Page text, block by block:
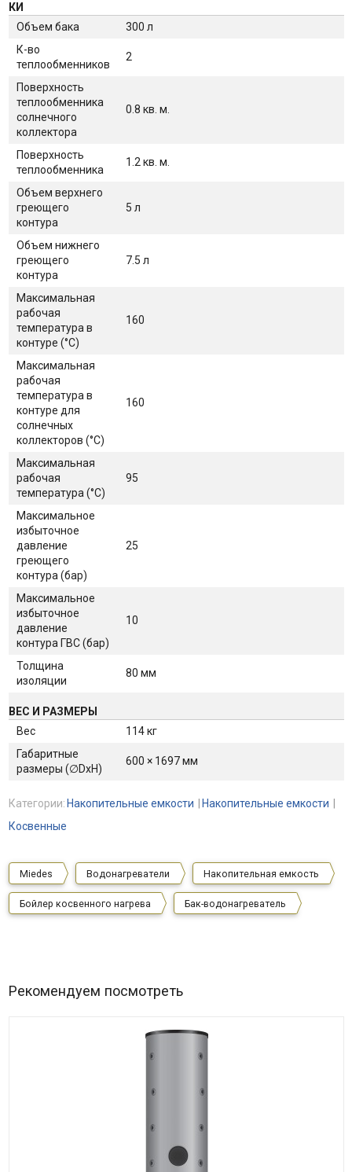
КИ
Объем бака
300 л
К-во
теплообменников
2
Поверхность
теплообменника
солнечного
коллектора
0.8 кв. м.
Поверхность
теплообменника
1.2 кв. м.
Объем верхнего
греющего
контура
5 л
Объем нижнего
греющего
контура
7.5 л
Максимальная
рабочая
температура в
контуре (°С)
160
Максимальная
рабочая
температура в
контуре для
солнечных
коллекторов (°С)
160
Максимальная
рабочая
температура (°С)
95
Максимальное
избыточное
давление
греющего
контура (бар)
25
Максимальное
избыточное
давление
контура ГВС (бар)
10
Толщина
изоляции
80 мм
ВЕС И РАЗМЕРЫ
Вес
114 кг
Габаритные
размеры (∅DхH)
600 × 1697 мм
Категории: Накопительные емкости
Накопительные емкости
Косвенные
Miedes Водонагреватели Накопительная емкость
Бойлер косвенного нагрева Бак-водонагреватель
Рекомендуем посмотреть